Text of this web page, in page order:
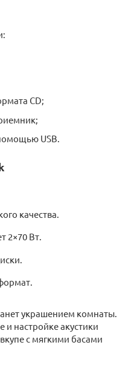
CD;
USB.
качества.
2×70 Вт.
украшением комнаты.
и настройке акустики
с мягкими басами